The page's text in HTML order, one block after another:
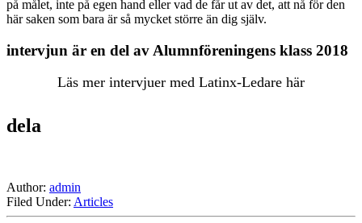
på målet, inte på egen hand eller vad de får ut av det, att nå för den
här saken som bara är så mycket större än dig själv.
intervjun är en del av Alumnföreningens klass 2018
Läs mer intervjuer med Latinx-Ledare här
dela
Author: admin
Filed Under: Articles